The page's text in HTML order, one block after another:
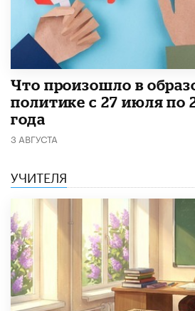
​Что произошло в
политике с 27 июля по
года
3 АВГУСТА
УЧИТЕЛЯ